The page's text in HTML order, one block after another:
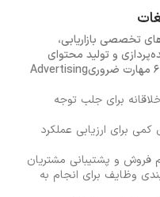
تخصصی بازاریابی،
و تولید محتوای
خلاقانه را در خود تقویت کند. در ادامه 6 مهارت ضروریAdvertising
برای جلب توجه
برای ارزیابی عملکرد
فروش و پشتیبانی مشتریان
وظایف برای انجام به